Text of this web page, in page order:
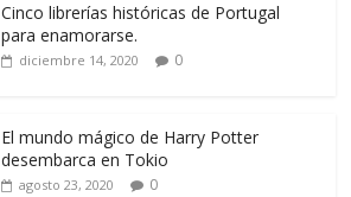
Cinco librerías históricas de Portugal
para enamorarse.
diciembre 14, 2020 0
El mundo mágico de Harry Potter
desembarca en Tokio
agosto 23, 2020 0